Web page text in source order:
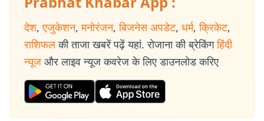
देश, एजुकेशन, मनोरंजन, बिजनेस अपडेट, धर्म, क्रिकेट,
राशिफल की ताजा खबरें पढ़ें यहां. रोजाना की ब्रेकिंग हिंदी
न्यूज और लाइव न्यूज कवरेज के लिए डाउनलोड करिए